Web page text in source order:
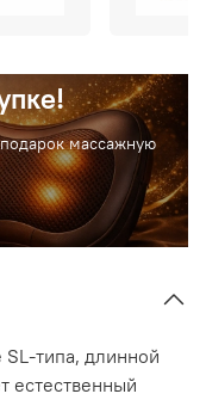
массажную
SL-типа, длинной
естественный